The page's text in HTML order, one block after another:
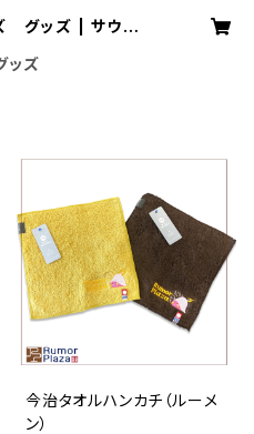
グッズ | サウナ
ッズ
今治タオルハンカチ（ルーメ
ン）